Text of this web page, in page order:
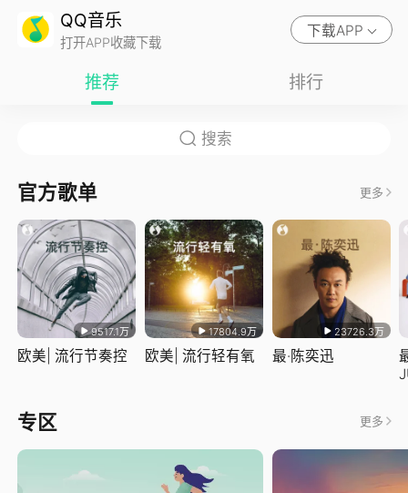
QQ音乐
打开APP收藏下载
下载APP
推荐 排行
官方歌单 更多
9517.1万
欧美| 流行节奏控
17804.9万
欧美| 流行轻有氧
23726.3万
最·陈奕迅
专区 更多